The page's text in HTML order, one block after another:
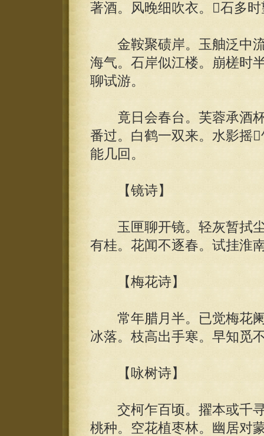
著酒。风晚细吹衣。石多
金鞍聚碛岸。玉舳泛中流
海气。石岸似江楼。崩槎时
聊试游。
竟日会春台。芙蓉承酒杯
番过。白鹤一双来。水影摇
能几回。
【镜诗】
玉匣聊开镜。轻灰暂拭尘
有桂。花闻不逐春。试挂淮
【梅花诗】
常年腊月半。已觉梅花阑
冰落。枝高出手寒。早知觅
【咏树诗】
交柯乍百顷。擢本或千寻
桃种。空花植枣林。幽居对